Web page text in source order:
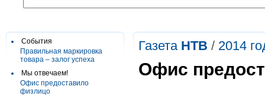
События
Правильная маркировка
товара – залог успеха
Мы отвечаем!
Офис предоставило
физлицо
Газета НТВ / 2014
Офис